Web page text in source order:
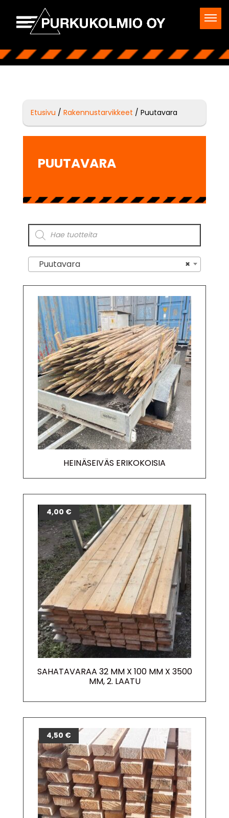
Etusivu / Rakennustarvikkeet / Puutavara
PUUTAVARA
×
Puutavara
HEINÄSEIVÄS ERIKOKOISIA
SAHATAVARAA 32 MM X 100 MM X 3500
MM, 2. LAATU
4,00 €
4,50 €